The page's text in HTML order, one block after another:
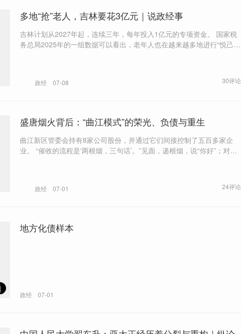
多地“抢”老人，吉林要花3亿元｜说政经事
吉林计划从2027年起，连续三年，每年投入1亿元的专项资金。 国家税
务总局2025年的一组数据可以看出，老年人也在越来越多地进行“悦己”
政经 07-08 30评论
盛唐烟火背后：“曲江模式”的荣光、负债与重生
曲江新区管委会持有8家公司股份，并通过它们间接控制了五百多家企
业。 “催收的流程是‘两根烟，三句话’。”见面，递根烟，说“你好”；对方
政经 07-01 24评论
地方化债样本
政经 07-01